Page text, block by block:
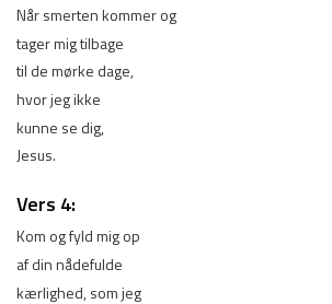
Når smerten kommer og
tager mig tilbage
til de mørke dage,
hvor jeg ikke
kunne se dig,
Jesus.
Vers 4:
Kom og fyld mig op
af din nådefulde
kærlighed, som jeg